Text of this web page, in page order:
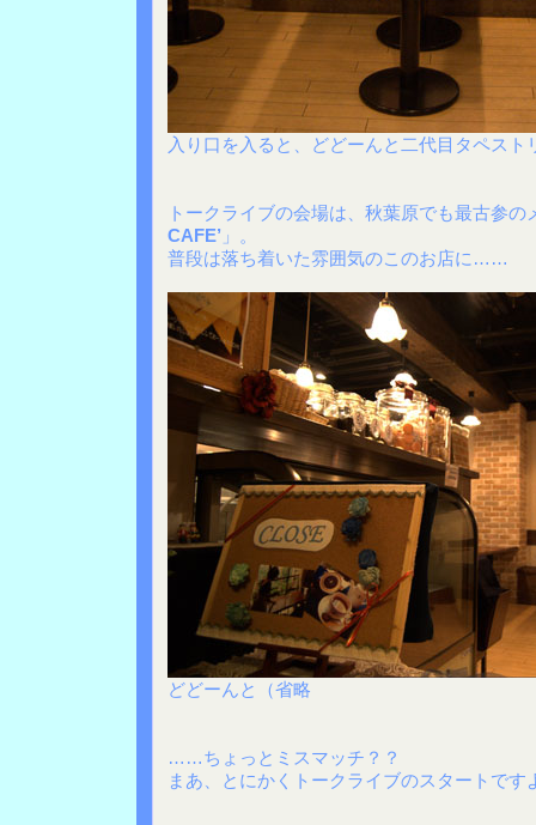
入り口を入ると、どどーんと二代目タペスト
トークライブの会場は、秋葉原でも最古参の
CAFE’ 」。
普段は落ち着いた雰囲気のこのお店に……
どどーんと（省略
……ちょっとミスマッチ？？
まあ、とにかくトークライブのスタートです